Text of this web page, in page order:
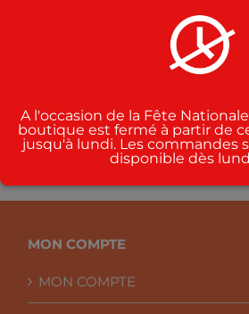
PRODUIT
Parisienne -
Camel - filtres
Marlboro
MON COMPTE
MON COMPTE
A l'occasion de la Fête
boutique est fermé à partir de
jusqu'à lundi. Les commandes
disponible dès